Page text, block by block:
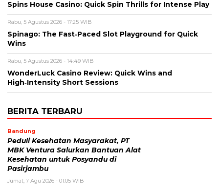
Spins House Casino: Quick Spin Thrills for Intense Play
Rabu, 5 Agustus 2026 - 17:25 WIB
Spinago: The Fast‑Paced Slot Playground for Quick
Wins
Rabu, 5 Agustus 2026 - 14:49 WIB
WonderLuck Casino Review: Quick Wins and
High‑Intensity Short Sessions
BERITA TERBARU
Bandung
Peduli Kesehatan Masyarakat, PT
MBK Ventura Salurkan Bantuan Alat
Kesehatan untuk Posyandu di
Pasirjambu
Jumat, 7 Agu 2026 - 01:05 WIB